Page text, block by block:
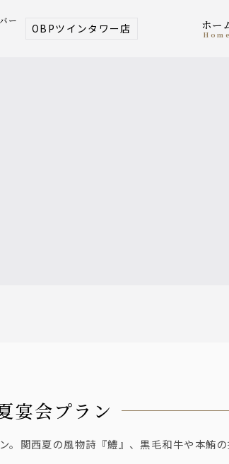
ー
OBPツインタワー店 ホー
home
宴会プラン
ン。関西夏の風物詩『鱧』、黒毛和牛や本鮪